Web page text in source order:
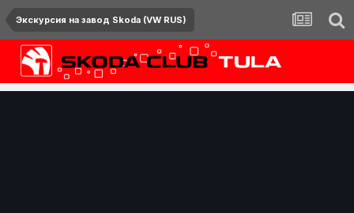
Экскурсия на завод Skoda (VW RUS)